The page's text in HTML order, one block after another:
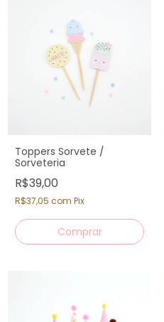
Toppers Sorvete /
Sorveteria
R$39,00
R$37,05 com Pix